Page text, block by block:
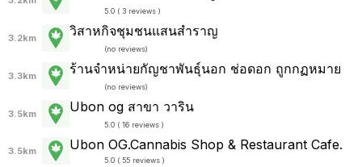
5.0 ( 3 reviews )
3.2km วิสาหกิจชุมชนแสนสำราญ
(no reviews)
3.3km ร้านจำหน่ายกัญชาพันธุ์นอก ช่อดอก ถูกกฏหมาย
(no reviews)
3.5km Ubon og สาขา วาริน
5.0 ( 16 reviews )
3.5km Ubon OG.Cannabis Shop & Restaurant Cafe.
5.0 ( 55 reviews )